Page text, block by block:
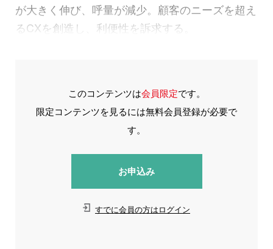
が大きく伸び、呼量が減少。顧客のニーズを超え
るCXを創造し、利便性を訴求する。
このコンテンツは会員限定です。
限定コンテンツを見るには無料会員登録が必要で
す。
お申込み
すでに会員の方はログイン